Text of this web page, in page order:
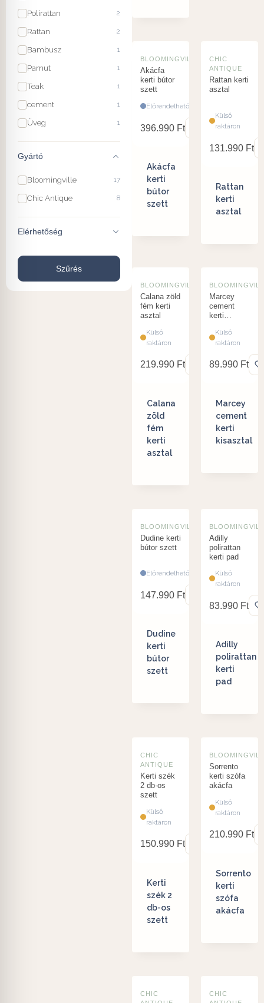
Polirattan 2
Rattan 2
Bambusz 1
Pamut 1
Teak 1
cement 1
Üveg 1
Gyártó
Bloomingville 17
Chic Antique 8
Elérhetőség
Szűrés
BLOOMINGVILLE
Akácfa
kerti bútor
szett
Előrendelhető
396.990 Ft
Akácfa
kerti
bútor
szett
CHIC
ANTIQUE
Rattan kerti
asztal
Külső
raktáron
131.990 Ft
Rattan
kerti
asztal
BLOOMINGVILLE
Calana zöld
fém kerti
asztal
Külső
raktáron
219.990 Ft
Calana
zöld
fém
kerti
asztal
Marcey
cement
kerti
Külső
raktáron
89.990 Ft
Marcey
cement
kerti
kisasztal
BLOOMINGVILLE
Dudine kerti
bútor szett
Előrendelhető
147.990 Ft
Dudine
kerti
bútor
szett
Adilly
polirattan
kerti pad
Külső
raktáron
83.990 Ft
Adilly
polirattan
kerti
pad
CHIC
ANTIQUE
Kerti szék
2 db-os
szett
Külső
raktáron
150.990 Ft
Kerti
szék 2
db-os
szett
Sorrento
kerti szófa
akácfa
Külső
raktáron
210.990 Ft
Sorrento
kerti
szófa
akácfa
CHIC
CHIC